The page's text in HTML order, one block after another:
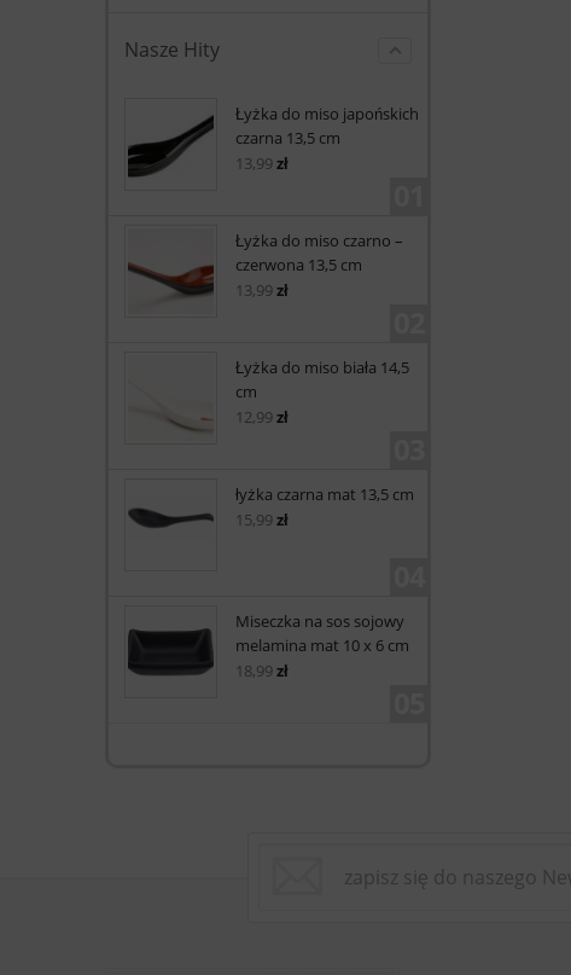
Nasze Hity
Łyżka do miso japońskich
czarna 13,5 cm
13,99zł
Łyżka do miso czarno –
czerwona 13,5 cm
13,99zł
Łyżka do miso biała 14,5
cm
12,99zł
łyżka czarna mat 13,5 cm
15,99zł
Miseczka na sos sojowy
melamina mat 10 x 6 cm
18,99zł